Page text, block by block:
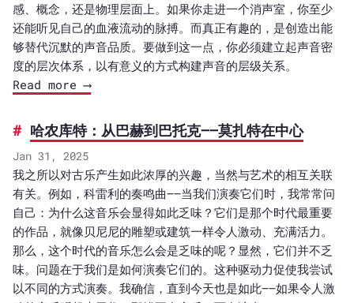
感、概念，还是物理层面上。如果你走进一个消声室，你至少
还能听见自己的血液流动的脉搏。而真正有趣的，是创造出能
够替代沉默的声音品质。要做到这一点，你必须建立起声音密
度的层次体系，以有意义的方式构建声音的层级关系。
Read more ⟶
哈农库特：从巴赫到巴托克——莫扎特在中心
Jan 31, 2025
我之所以对古乐产生如此浓厚的兴趣，当然与艺术的相互关联
有关。例如，科雷利的奏鸣曲——当我们演奏它们时，我常常问
自己：为什么这音乐会显得如此乏味？它们是那个时代最重要
的作品，就像贝尼尼的雕塑或建筑一样令人激动、充满活力。
那么，这个时代的音乐怎么会是乏味的呢？显然，它们并不乏
味。问题在于我们是如何演奏它们的。这种驱动力促使我尝试
以不同的方式演奏。我确信，直到今天也是如此——如果令人激